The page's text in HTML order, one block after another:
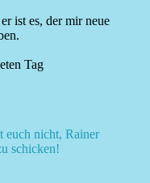
ist es, der mir neue
Tag
euch nicht, Rainer
schicken!